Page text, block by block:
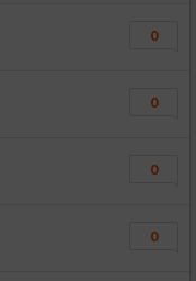
0
0
0
0